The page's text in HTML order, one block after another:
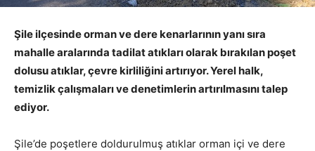
Şile ilçesinde orman ve dere kenarlarının yanı sıra
mahalle aralarında tadilat atıkları olarak bırakılan poşet
dolusu atıklar, çevre kirliliğini artırıyor. Yerel halk,
temizlik çalışmaları ve denetimlerin artırılmasını talep
ediyor.
Şile’de poşetlere doldurulmuş atıklar orman içi ve dere